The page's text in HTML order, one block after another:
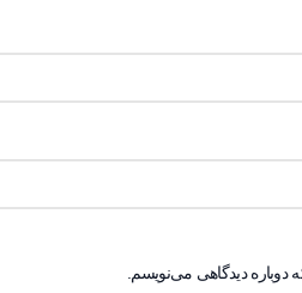
دوباره دیدگاهی می‌نویسم.